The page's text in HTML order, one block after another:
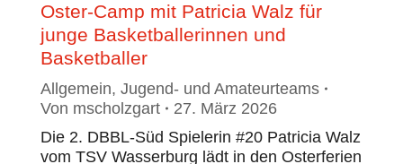
Oster-Camp mit Patricia Walz für
junge Basketballerinnen und
Basketballer
Allgemein, Jugend- und Amateurteams
Von mscholzgart
27. März 2026
Die 2. DBBL-Süd Spielerin #20 Patricia Walz
vom TSV Wasserburg lädt in den Osterferien